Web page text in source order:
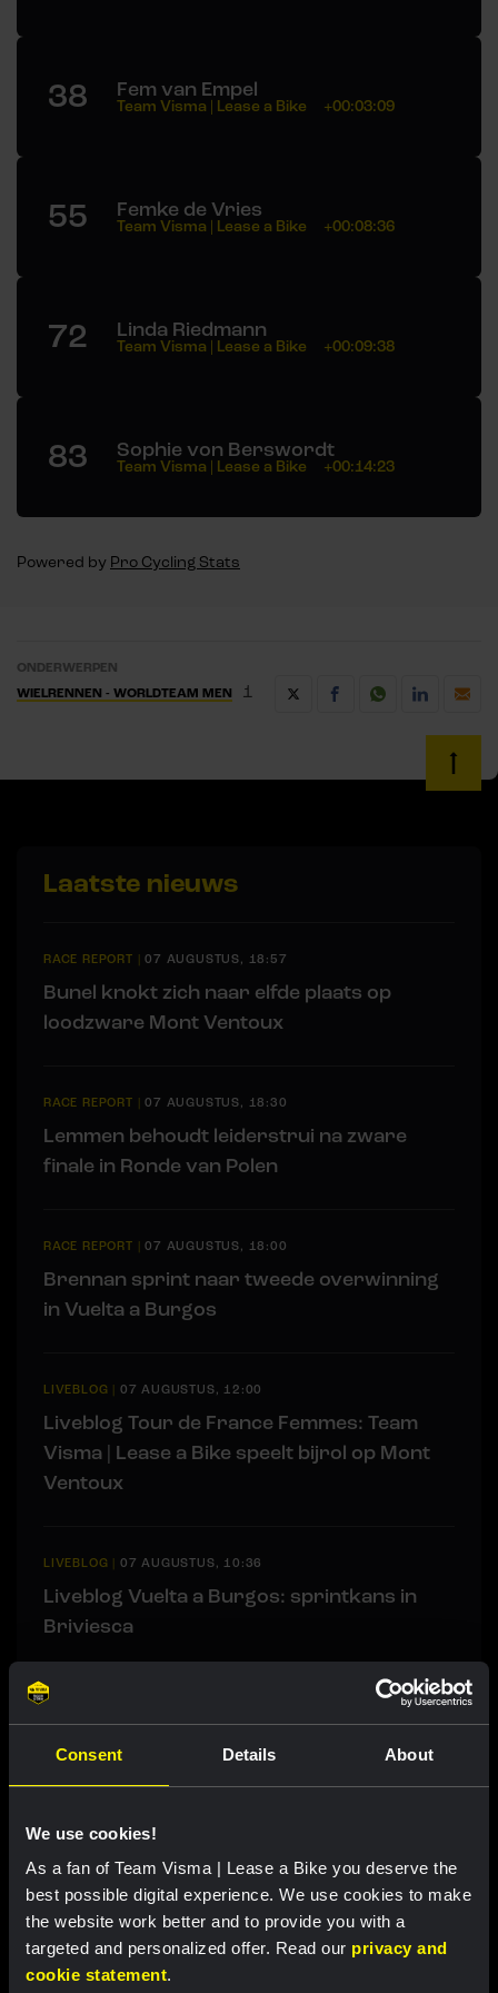
Consent Details About
We use cookies!
As a fan of Team Visma | Lease a Bike you deserve the
best possible digital experience. We use cookies to make
the website work better and to provide you with a
targeted and personalized offer. Read our privacy and
cookie statement.
38 Fem van Empel
Team Visma | Lease a Bike +00:03:09
55 Femke de Vries
Team Visma | Lease a Bike +00:08:36
72 Linda Riedmann
Team Visma | Lease a Bike +00:09:38
83 Sophie von Berswordt
Team Visma | Lease a Bike +00:14:23
Powered by Pro Cycling Stats
ONDERWERPEN
WIELRENNEN - WORLDTEAM MEN
1
Laatste nieuws
RACE REPORT |07 AUGUSTUS, 18:57
Bunel knokt zich naar elfde plaats op
loodzware Mont Ventoux
RACE REPORT |07 AUGUSTUS, 18:30
Lemmen behoudt leiderstrui na zware
finale in Ronde van Polen
RACE REPORT |07 AUGUSTUS, 18:00
Brennan sprint naar tweede overwinning
in Vuelta a Burgos
LIVEBLOG 07 AUGUSTUS, 12:00
Liveblog Tour de France Femmes: Team
Visma | Lease a Bike speelt bijrol op Mont
Ventoux
LIVEBLOG 07 AUGUSTUS, 10:36
Liveblog Vuelta a Burgos: sprintkans in
Briviesca
Gerelateerde updates